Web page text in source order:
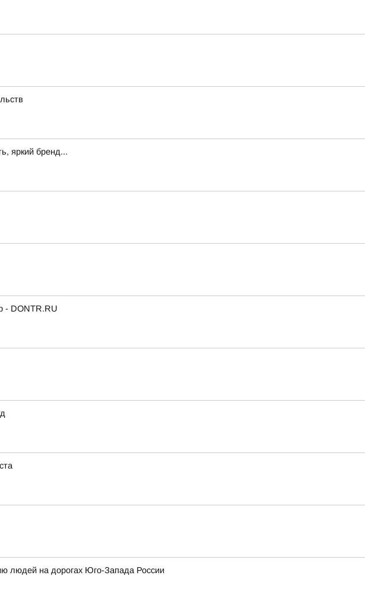
яркий бренд...
- DONTR.RU
людей на дорогах Юго-Запада России